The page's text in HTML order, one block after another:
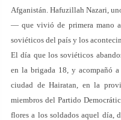
Afganistán. Hafuzillah Nazari,
— que vivió de primera mano
soviéticos del país y los
El día que los soviéticos
en la brigada 18, y acompañó
ciudad de Hairatan, en la
miembros del Partido
flores a los soldados aquel día,